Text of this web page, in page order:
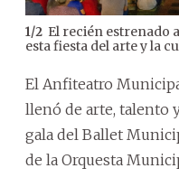
1/2 El recién estrenado
esta fiesta del arte y la
El Anfiteatro
llenó de arte, talento
gala del Ballet
de la Orquesta